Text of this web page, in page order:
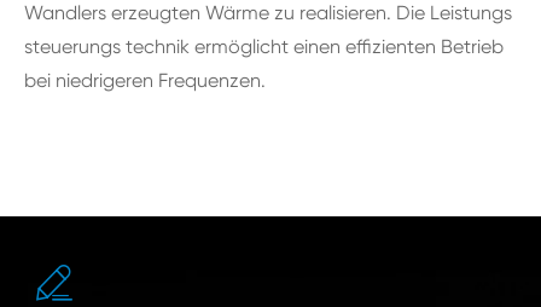
Wandlers erzeugten Wärme zu realisieren. Die Leistungs
steuerungs technik ermöglicht einen effizienten Betrieb
bei niedrigeren Frequenzen.
